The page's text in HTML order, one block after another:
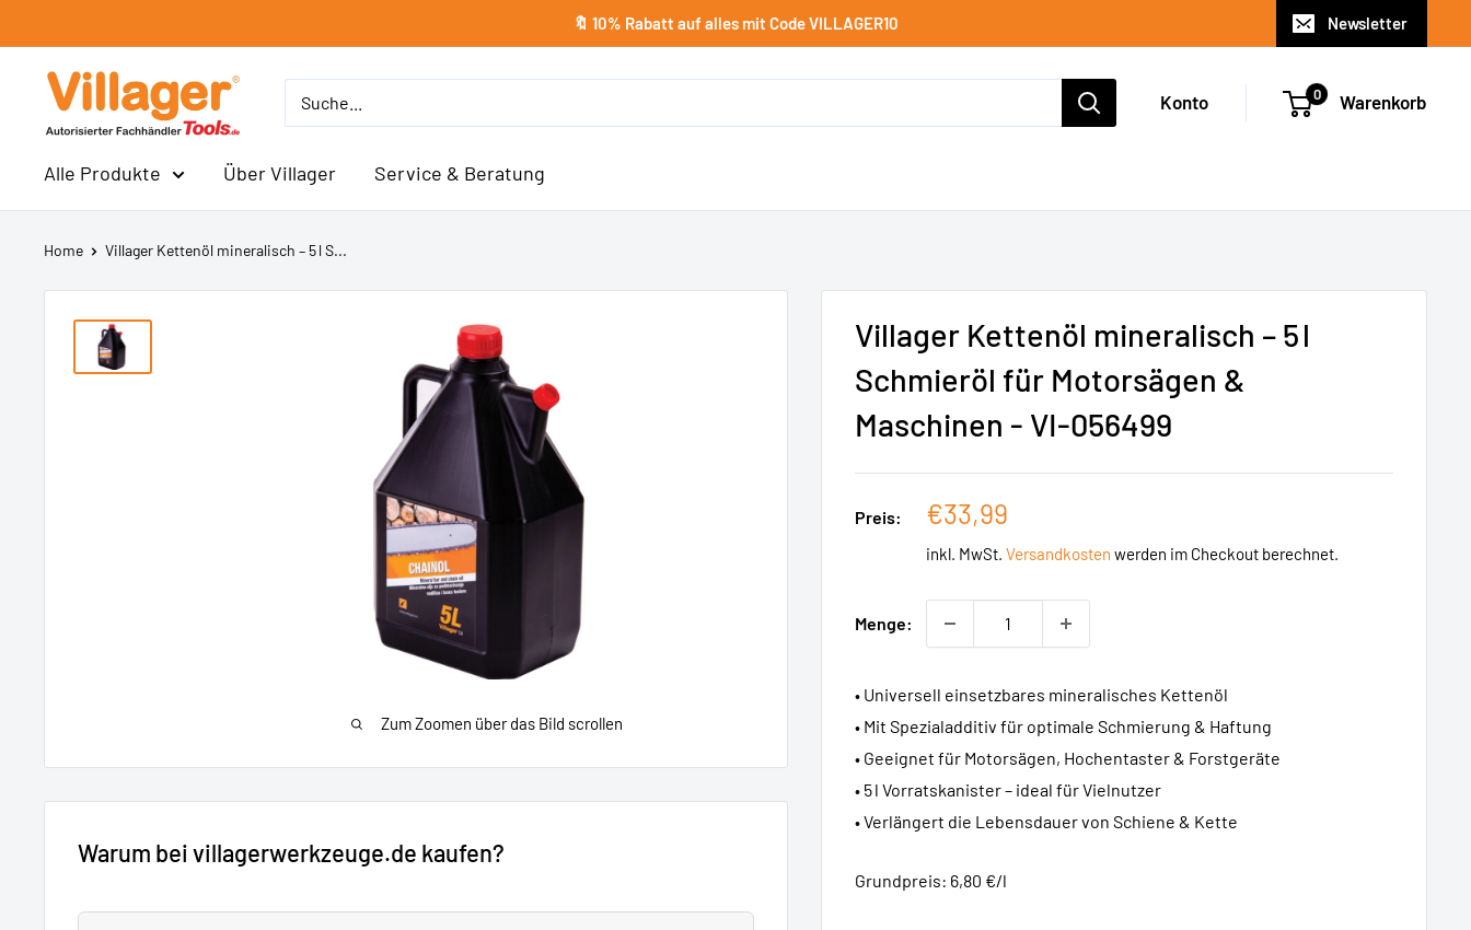
zum
🔖 10% Rabatt auf alles mit Code VILLAGER10 Newsletter
Villager
Konto 0 Warenkorb
Alle Produkte Über Villager Service & Beratung
Home Villager Kettenöl mineralisch – 5 l S...
Zum Zoomen über das Bild scrollen
Villager Kettenöl mineralisch – 5 l
Schmieröl für Motorsägen &
Maschinen - VI-056499
Preis: Sonderpreis
€33,99
inkl. MwSt.Versandkosten werden im Checkout berechnet.
Menge:
• Universell einsetzbares mineralisches Kettenöl
• Mit Spezialadditiv für optimale Schmierung & Haftung
• Geeignet für Motorsägen, Hochentaster & Forstgeräte
• 5 l Vorratskanister – ideal für Vielnutzer
• Verlängert die Lebensdauer von Schiene & Kette
Grundpreis: 6,80 €/l
Warum bei villagerwerkzeuge.de kaufen?